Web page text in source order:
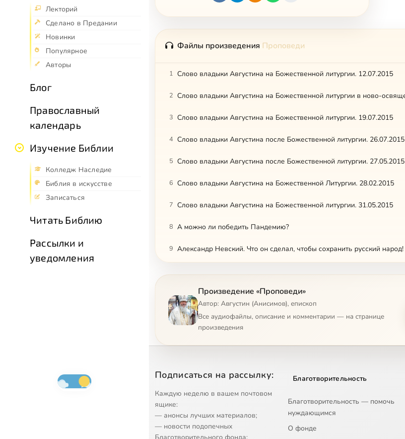
Лекторий
Сделано в Предании
Новинки
Популярное
Авторы
Блог
Православный
календарь
Изучение Библии
Колледж Наследие
Библия в искусстве
Записаться
Читать Библию
Рассылки и
уведомления
Файлы произведения Проповеди
1 Слово владыки Августина на Божественной литургии. 12.07.2015
2
3 Слово владыки Августина на Божественной литургии. 19.07.2015
4 Слово владыки Августина после Божественной литургии. 26.07.2015
5 Слово владыки Августина после Божественной литургии. 27.05.2015
6 Слово владыки Августина на Божественной Литургии. 28.02.2015
7 Слово владыки Августина на Божественной литургии. 31.05.2015
8 А можно ли победить Пандемию?
9 Александр Невский. Что он сделал, чтобы сохранить русский народ!
Где есть Царство человеческое?
12 Автономный мир человека. Как объединить людей!
15 Беседа о браке и семье (Часть 2)
16 Беседа о браке и семье (Часть 3)
17 Без благодати Духа Святаго жизнь человеческая деградирует
Произведение «Проповеди»
Автор: Августин (Анисимов), епископ
Все аудиофайлы, описание и комментарии — на странице
произведения
Подписаться на рассылку:
Каждую неделю в вашем почтовом
ящике:
— анонсы лучших материалов;
— новости подопечных
Благотворительность
Благотворительность — помочь
нуждающимся
О фонде